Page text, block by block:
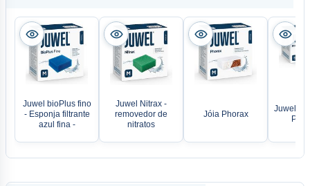
Juwel bioPlus fino
- Esponja filtrante
azul fina -
Juwel Nitrax -
removedor de
nitratos
Jóia Phorax
Juwel